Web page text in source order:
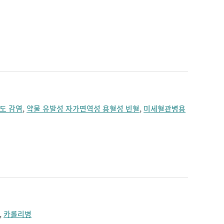
감염, 약물 유발성 자가면역성 용혈성 빈혈, 미세혈관병용
, 카롤리병